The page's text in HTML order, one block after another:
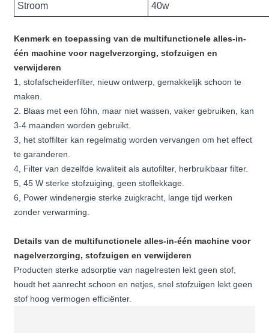
Stroom 40w
Kenmerk en toepassing van de multifunctionele alles-in-
één machine voor nagelverzorging, stofzuigen en
verwijderen
1, stofafscheiderfilter, nieuw ontwerp, gemakkelijk schoon te
maken.
2. Blaas met een föhn, maar niet wassen, vaker gebruiken, kan
3-4 maanden worden gebruikt.
3, het stoffilter kan regelmatig worden vervangen om het effect
te garanderen.
4, Filter van dezelfde kwaliteit als autofilter, herbruikbaar filter.
5, 45 W sterke stofzuiging, geen stoflekkage.
6, Power windenergie sterke zuigkracht, lange tijd werken
zonder verwarming.
Details van de multifunctionele alles-in-één machine voor
nagelverzorging, stofzuigen en verwijderen
Producten sterke adsorptie van nagelresten lekt geen stof,
houdt het aanrecht schoon en netjes, snel stofzuigen lekt geen
stof hoog vermogen efficiënter.